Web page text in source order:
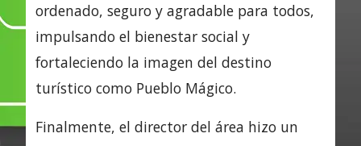
ordenado, seguro y agradable para todos,
impulsando el bienestar social y
fortaleciendo la imagen del destino
turístico como Pueblo Mágico.
Finalmente, el director del área hizo un